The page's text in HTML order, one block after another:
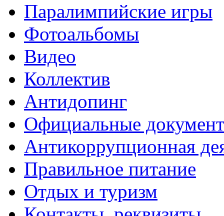
Паралимпийские игры
Фотоальбомы
Видео
Коллектив
Антидопинг
Официальные
Антикоррупционная
Правильное питание
Отдых и туризм